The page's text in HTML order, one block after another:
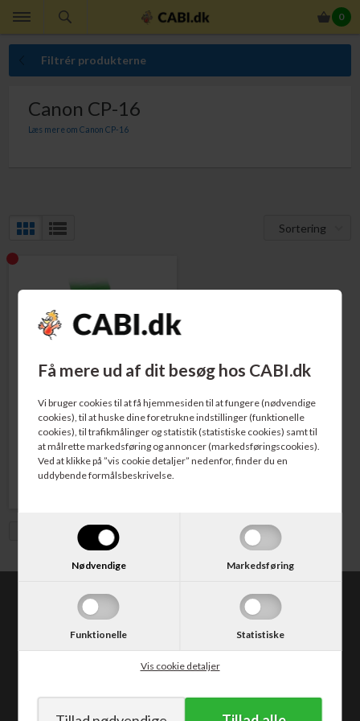
Få mere ud af dit besøg hos CABI.dk
Vi bruger cookies til at få hjemmesiden til at fungere (nødvendige
cookies), til at huske dine foretrukne indstillinger (funktionelle
cookies), til trafikmålinger og statistik (statistiske cookies) samt til
at målrette markedsføring og annoncer (markedsføringscookies).
Ved at klikke på ”vis cookie detaljer” nedenfor, finder du en
uddybende formålsbeskrivelse.
Nødvendige Markedsføring
Funktionelle Statistiske
Vis cookie detaljer
0
Filtrér produkterne
Canon CP-16
Læs mere om Canon CP-16
Sortering
Canon CP-16 Farverulle Violet
82,00 DKK
CABI.dk
CVR: DK14052542